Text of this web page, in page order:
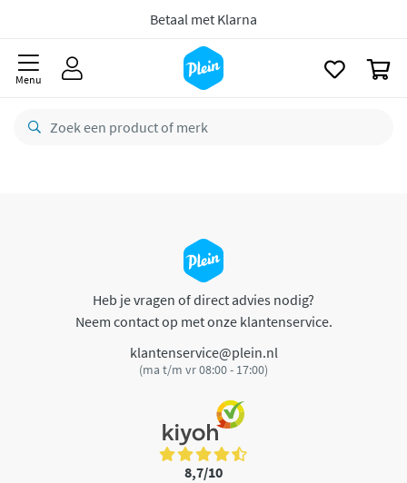
Betaal met Klarna
Menu
Heb je vragen of direct advies nodig?
Neem contact op met onze klantenservice.
klantenservice@plein.nl
(ma t/m vr 08:00 - 17:00)
8,7/10